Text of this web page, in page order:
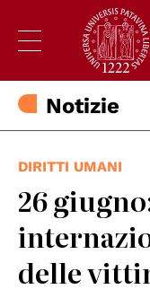
Notizie
DIRITTI UMANI
26
delle